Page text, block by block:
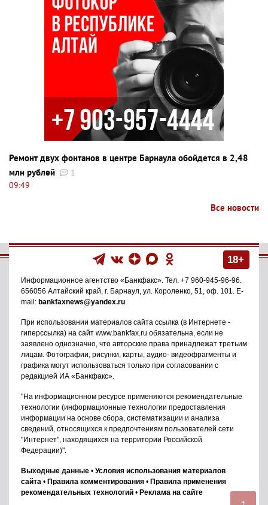
Ремонт двух фонтанов в центре Барнаула обойдется в 2,48
млн рублей
1
09:49
Все новости
18+
Информационное агентство «Банкфакс» . Тел. +7 960-945-96-96
656056 Алтайский край, г. Барнаул ул. Короленко, 51, оф. 101
. E-
mail: bankfaxnews@yandex.ru
При использовании материалов сайта ссылка (в Интернете -
гиперссылка) на сайт www.bankfax.ru обязательна, если не
заявлено однозначно, что авторские права принадлежат третьим
лицам. Фотографии, рисунки, карты, аудио- видеофрагменты и
графика могут использоваться только при согласовании с
редакцией ИА «Банкфакс».
"На информационном ресурсе применяются рекомендательные
технологии (информационные технологии предоставления
информации на основе сбора, систематизации и анализа
сведений, относящихся к предпочтениям пользователей сети
"Интернет", находящихся на территории Российской
Федерации)".
Выходные данные • Условия использования материалов
сайта • Правила комментирования • Правила применения
рекомендательных технологий • Реклама на сайте